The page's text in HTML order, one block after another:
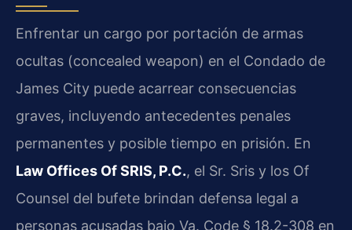
Enfrentar un cargo por portación de armas
ocultas (concealed weapon) en el Condado de
James City puede acarrear consecuencias
graves, incluyendo antecedentes penales
permanentes y posible tiempo en prisión. En
Law Offices Of SRIS, P.C., el Sr. Sris y los Of
Counsel del bufete brindan defensa legal a
personas acusadas bajo Va. Code § 18.2-308 en